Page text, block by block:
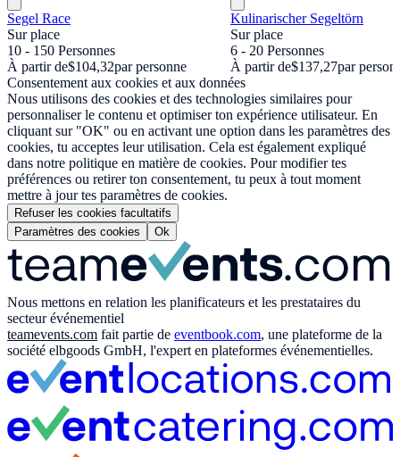
Segel Race
Sur place
10 - 150 Personnes
À partir de$104,32par personne
Kulinarischer Segeltörn
Sur place
6 - 20 Personnes
À partir de$137,27par
Consentement aux cookies et aux données
Nous utilisons des cookies et des technologies similaires pour
personnaliser le contenu et optimiser ton expérience utilisateur. En
cliquant sur "OK" ou en activant une option dans les paramètres des
cookies, tu acceptes leur utilisation. Cela est également expliqué
dans notre politique en matière de cookies. Pour modifier tes
préférences ou retirer ton consentement, tu peux à tout moment
mettre à jour tes paramètres de cookies.
Refuser les cookies facultatifs
Paramètres des cookies
Ok
Nous mettons en relation les planificateurs et les prestataires du
secteur événementiel
teamevents.com fait partie de eventbook.com, une plateforme de la
société elbgoods GmbH, l'expert en plateformes événementielles.